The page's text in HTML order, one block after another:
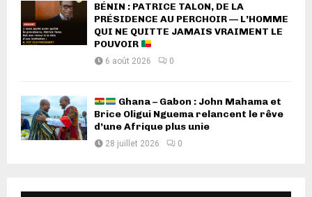
BÉNIN : PATRICE TALON, DE LA
PRÉSIDENCE AU PERCHOIR — L’HOMME
QUI NE QUITTE JAMAIS VRAIMENT LE
POUVOIR
6 août 2026 0
Ghana – Gabon : John Mahama et
Brice Oligui Nguema relancent le rêve
d’une Afrique plus unie
28 juillet 2026 0